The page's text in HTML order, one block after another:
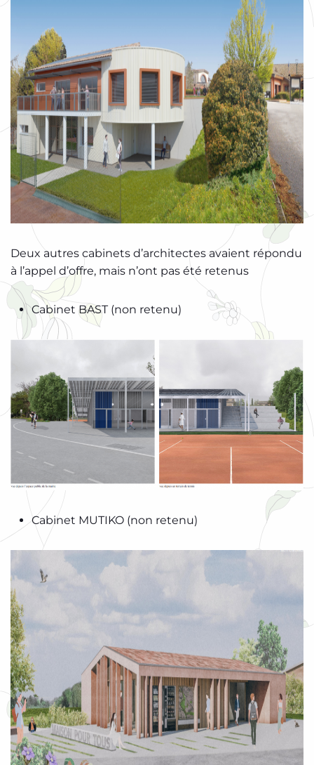
Deux autres cabinets d’architectes avaient répondu
à l’appel d’offre, mais n’ont pas été retenus
Cabinet BAST (non retenu)
Cabinet MUTIKO (non retenu)